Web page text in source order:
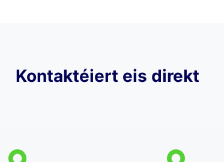
Kontaktéiert eis direkt